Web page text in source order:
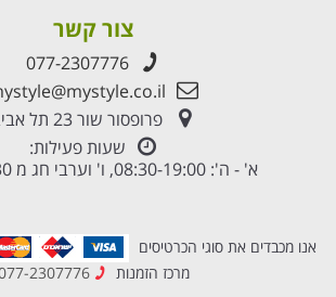
צור קשר
077-2307776
פרופסור שור 23 תל אביב
שעות פעילות:
א' - ה': 08:30-19:00, ו' וערבי חג מ 08:30 עד 15:00
אנו מכבדים את סוגי הכרטיסים
מרכז הזמנות
077-2307776